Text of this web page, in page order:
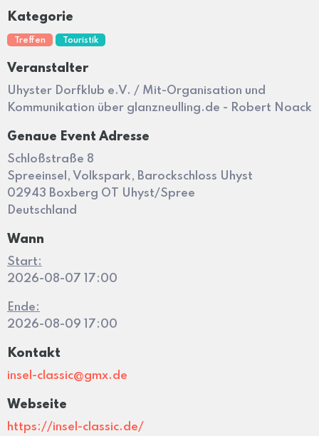
Kategorie
Treffen Touristik
Veranstalter
Uhyster Dorfklub e.V. / Mit-Organisation und
Kommunikation über glanzneulling.de - Robert Noack
Genaue Event Adresse
Schloßstraße 8
Spreeinsel, Volkspark, Barockschloss Uhyst
02943 Boxberg OT Uhyst/Spree
Deutschland
Wann
Start:
2026-08-07 17:00
Ende:
2026-08-09 17:00
Kontakt
insel-classic@gmx.de
Webseite
https://insel-classic.de/